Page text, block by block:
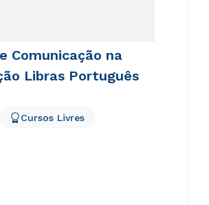
Comunicação na
Libras Português
Cursos Livres